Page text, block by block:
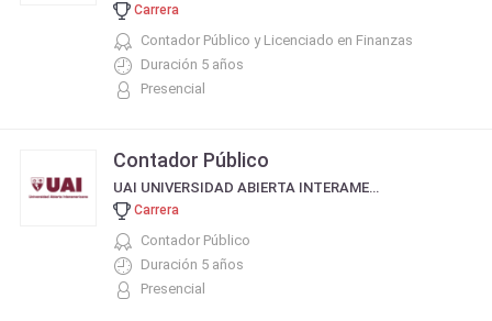
Carrera
Contador Público y Licenciado en Finanzas
Duración 5 años
Presencial
Contador Público
UAI UNIVERSIDAD ABIERTA INTERAMERICANA
Carrera
Contador Público
Duración 5 años
Presencial